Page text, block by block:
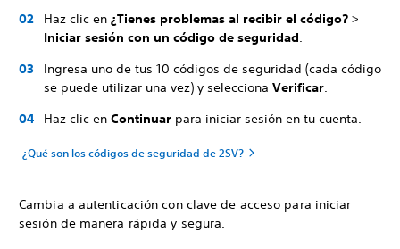
Haz clic en ¿Tienes problemas al recibir el código? >
Iniciar sesión con un código de seguridad
Ingresa uno de tus 10 códigos de seguridad (cada código
se puede utilizar una vez) y selecciona Verificar
Haz clic en Continuar para iniciar sesión en tu cuenta.
¿Qué son los códigos de seguridad de 2SV?
Cambia a autenticación con clave de acceso para iniciar
sesión de manera rápida y segura.